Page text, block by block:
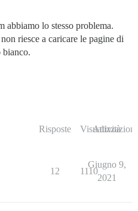
lo stesso problema.
riesce a caricare le pagine di
bianco.
Risposte Visualizzazioni
Attività
12 1110
Giugno 9,
2021